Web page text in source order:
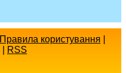
Правила користування
RSS